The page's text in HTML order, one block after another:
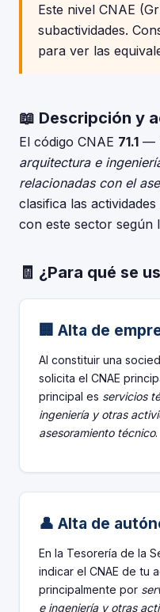
Este nivel CNAE
subactividades.
para ver las
📖 Descripción y
El código CNAE 71.1 —
arquitectura e
relacionadas con el
clasifica las
con este sector según
🧾 ¿Para qué se
🏢 Alta de
Al constituir una
solicita el CNAE
principal es servicios
ingeniería y otras
asesoramiento técnico.
👤 Alta de
En la Tesorería de la
indicar el CNAE de tu
principalmente por
e ingeniería y otras